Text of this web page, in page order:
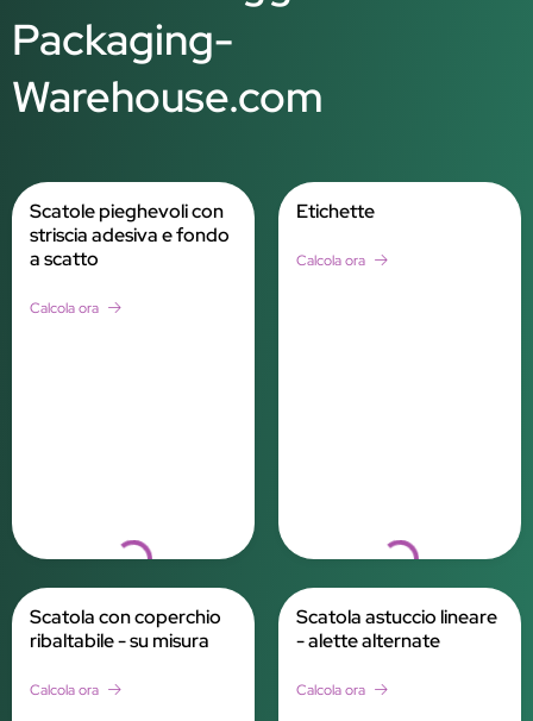
Packaging-
Warehouse.com
Loading...
Scatole pieghevoli con
striscia adesiva e fondo
a scatto
Calcola ora
Loading...
Etichette
Calcola ora
Scatola con coperchio
ribaltabile - su misura
Calcola ora
Scatola astuccio lineare
- alette alternate
Calcola ora